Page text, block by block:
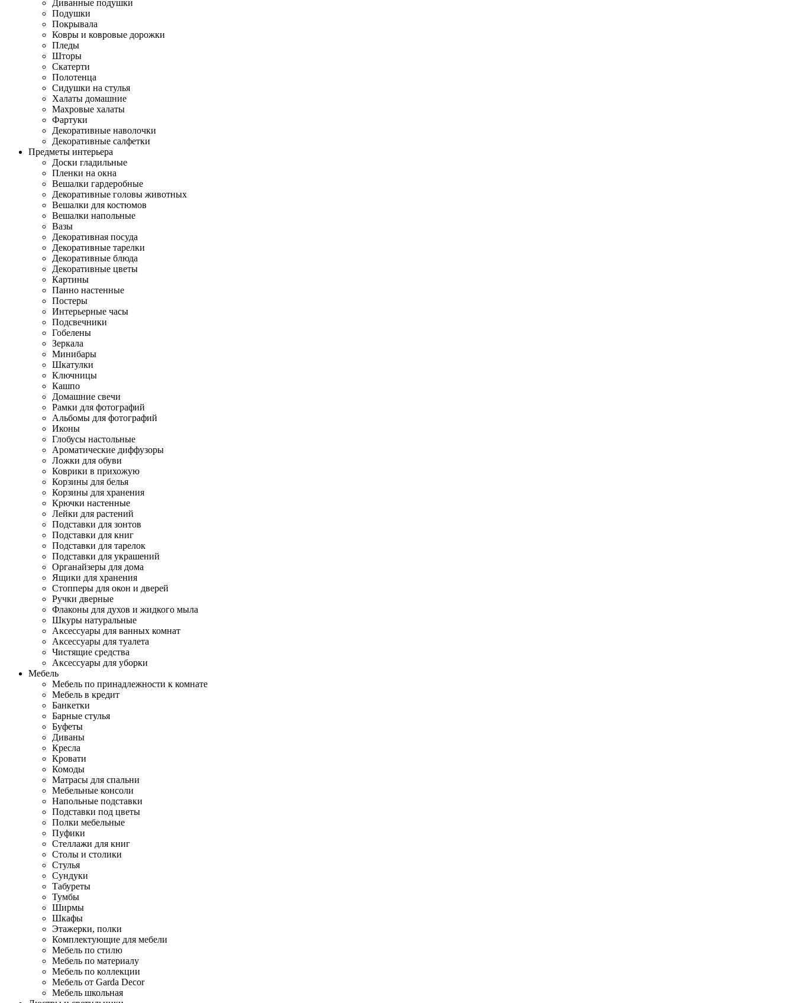
Диванные подушки
Подушки
Покрывала
Ковры и ковровые дорожки
Пледы
Шторы
Скатерти
Полотенца
Сидушки на стулья
Халаты домашние
Махровые халаты
Фартуки
Декоративные наволочки
Декоративные салфетки
Предметы интерьера
Доски гладильные
Пленки на окна
Вешалки гардеробные
Декоративные головы животных
Вешалки для костюмов
Вешалки напольные
Вазы
Декоративная посуда
Декоративные тарелки
Декоративные блюда
Декоративные цветы
Картины
Панно настенные
Постеры
Интерьерные часы
Подсвечники
Гобелены
Зеркала
Минибары
Шкатулки
Ключницы
Кашпо
Домашние свечи
Рамки для фотографий
Альбомы для фотографий
Иконы
Глобусы настольные
Ароматические диффузоры
Ложки для обуви
Коврики в прихожую
Корзины для белья
Корзины для хранения
Крючки настенные
Лейки для растений
Подставки для зонтов
Подставки для книг
Подставки для тарелок
Подставки для украшений
Органайзеры для дома
Ящики для хранения
Стопперы для окон и дверей
Ручки дверные
Флаконы для духов и жидкого мыла
Шкуры натуральные
Аксессуары для ванных комнат
Аксессуары для туалета
Чистящие средства
Аксессуары для уборки
Мебель
Мебель по принадлежности к комнате
Мебель в кредит
Банкетки
Барные стулья
Буфеты
Диваны
Кресла
Кровати
Комоды
Матрасы для спальни
Мебельные консоли
Напольные подставки
Подставки под цветы
Полки мебельные
Пуфики
Стеллажи для книг
Столы и столики
Стулья
Сундуки
Табуреты
Тумбы
Ширмы
Шкафы
Этажерки, полки
Комплектующие для мебели
Мебель по стилю
Мебель по материалу
Мебель по коллекции
Мебель от Garda Decor
Мебель школьная